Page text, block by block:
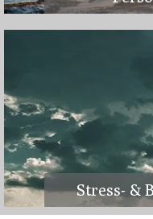
Stress- &